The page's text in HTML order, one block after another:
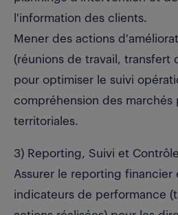
l'information des clients.
Mener des actions
(réunions de travail, transfert
pour optimiser le suivi
compréhension des marchés
territoriales.
3) Reporting, Suivi et
Assurer le reporting financier
indicateurs de performance